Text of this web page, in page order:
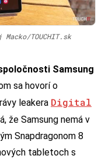
TOUCHIT.sk
Samsung
sa hovorí o
leakera Digital
že Samsung nemá v
Snapdragonom 8
tabletoch s